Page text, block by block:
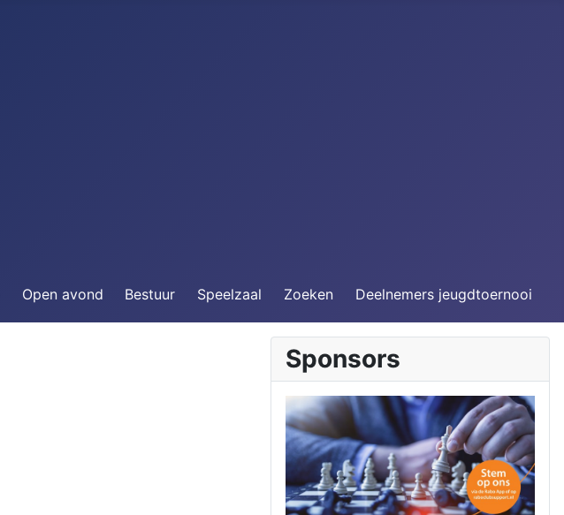
Open avond Bestuur Speelzaal Zoeken Deelnemers jeugdtoernooi
Sponsors